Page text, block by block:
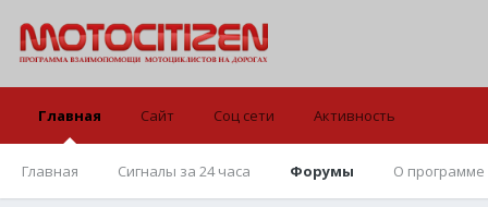
Главная
Главная Сигналы за 24 часа Форумы О программе
Сайт Соц сети Активность